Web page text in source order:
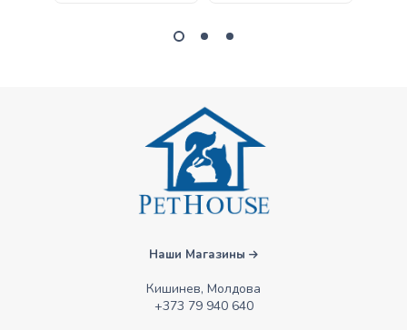
Наши Магазины
Кишинев, Молдова
+373 79 940 640